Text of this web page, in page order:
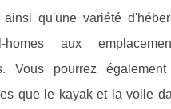
qu'une variété
homes aux
Vous pourrez
que le kayak et la voile